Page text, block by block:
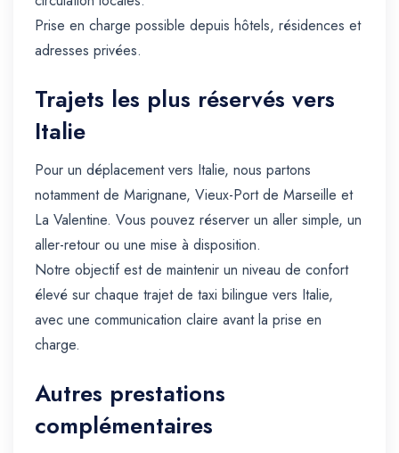
Prise en charge possible depuis hôtels, résidences et
adresses privées.
Trajets les plus réservés vers
Italie
Pour un déplacement vers Italie, nous partons
notamment de Marignane, Vieux-Port de Marseille et
La Valentine. Vous pouvez réserver un aller simple, un
aller-retour ou une mise à disposition.
Notre objectif est de maintenir un niveau de confort
élevé sur chaque trajet de taxi bilingue vers Italie,
avec une communication claire avant la prise en
charge.
Autres prestations
complémentaires